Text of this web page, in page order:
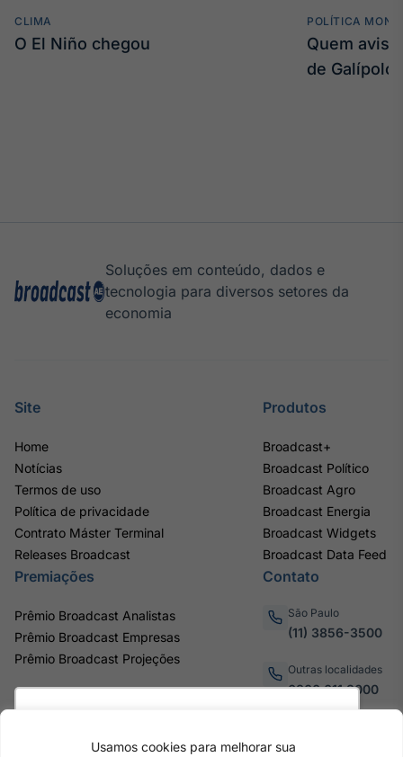
Usamos cookies para melhorar sua
CLIMA
O El Niño chegou
POLÍTICA
Quem
de Galípolo
Soluções em conteúdo, dados e
tecnologia para diversos setores da
economia
Site
Home
Notícias
Termos de uso
Política de privacidade
Contrato Máster Terminal
Releases Broadcast
Produtos
Broadcast+
Broadcast Político
Broadcast Agro
Broadcast Energia
Broadcast Widgets
Broadcast Data Feed
Premiações
Prêmio Broadcast Analistas
Prêmio Broadcast Empresas
Prêmio Broadcast Projeções
Contato
São Paulo
(11) 3856-3500
Outras localidades
0800.011.3000